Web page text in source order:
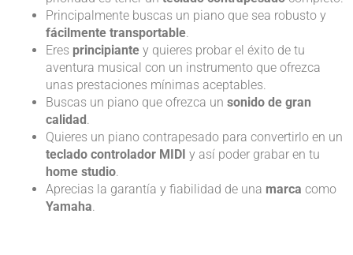
Principalmente buscas un piano que sea robusto y
fácilmente transportable.
Eres principiante y quieres probar el éxito de tu
aventura musical con un instrumento que ofrezca
unas prestaciones mínimas aceptables.
Buscas un piano que ofrezca un sonido de gran
calidad.
Quieres un piano contrapesado para convertirlo en un
teclado controlador MIDI y así poder grabar en tu
home studio.
Aprecias la garantía y fiabilidad de una marca como
Yamaha.